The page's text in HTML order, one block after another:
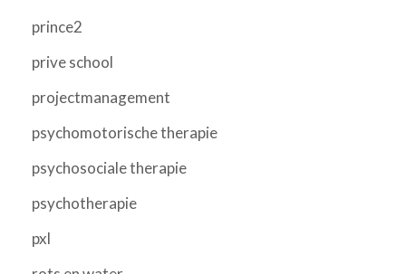
prince2
prive school
projectmanagement
psychomotorische therapie
psychosociale therapie
psychotherapie
pxl